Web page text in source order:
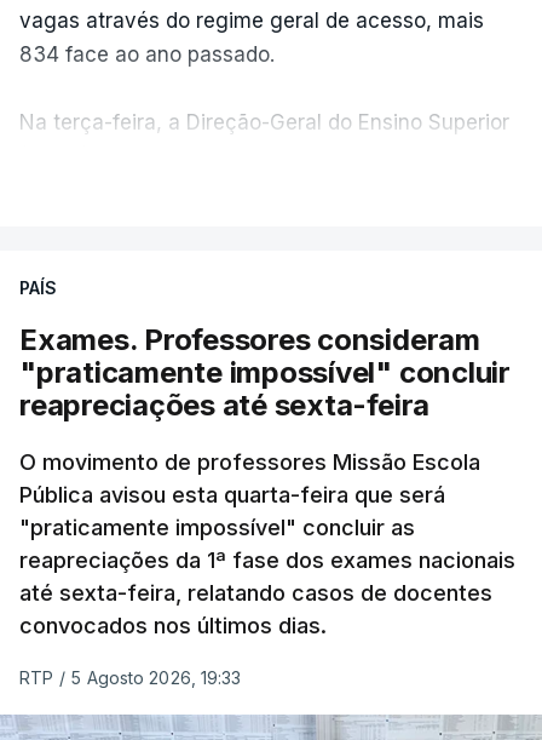
vagas através do regime geral de acesso, mais
834 face ao ano passado.
Na terça-feira, a Direção-Geral do Ensino Superior
No primeiro dia do concurso deste ano, apenas
304 alunos tinham apresentado candidatura, muito
abaixo dos 10 mil que o tinham feito no primeiro dia
do concurso do ano passado.
Pela primeira vez este ano, quase 300 mil exames
nacionais do ensino secundário foram avaliados
em formato digital, mas o processo registou várias
falhas técnicas, obrigando ao adiamento por
alguns dias da divulgação das notas.
PAÍS
Exames. Professores consideram
"praticamente impossível" concluir
reapreciações até sexta-feira
O movimento de professores Missão Escola
Pública avisou esta quarta-feira que será
"praticamente impossível" concluir as
reapreciações da 1ª fase dos exames nacionais
até sexta-feira, relatando casos de docentes
convocados nos últimos dias.
RTP / 5 Agosto 2026, 19:33